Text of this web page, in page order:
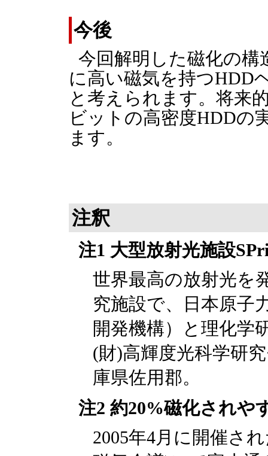
今後
今回解明した磁化の
に高い磁気を持つHDD
と考えられます。将来
ビットの高密度HDDの
ます。
注釈
注1 大型放射光施設
世界最高の放射光を
究施設で、日本原子
開発機構）と理化学
(財)高輝度光科学研
庫県佐用郡。
注2 約20%磁化されや
2005年4月に開催さ